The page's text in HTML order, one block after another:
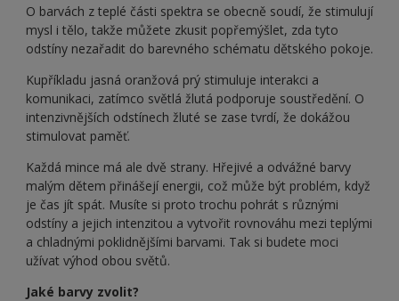
O barvách z teplé části spektra se obecně soudí, že stimulují
mysl i tělo, takže můžete zkusit popřemýšlet, zda tyto
odstíny nezařadit do barevného schématu dětského pokoje.
Kupříkladu jasná oranžová prý stimuluje interakci a
komunikaci, zatímco světlá žlutá podporuje soustředění. O
intenzivnějších odstínech žluté se zase tvrdí, že dokážou
stimulovat paměť.
Každá mince má ale dvě strany. Hřejivé a odvážné barvy
malým dětem přinášejí energii, což může být problém, když
je čas jít spát. Musíte si proto trochu pohrát s různými
odstíny a jejich intenzitou a vytvořit rovnováhu mezi teplými
a chladnými poklidnějšími barvami. Tak si budete moci
užívat výhod obou světů.
Jaké barvy zvolit?